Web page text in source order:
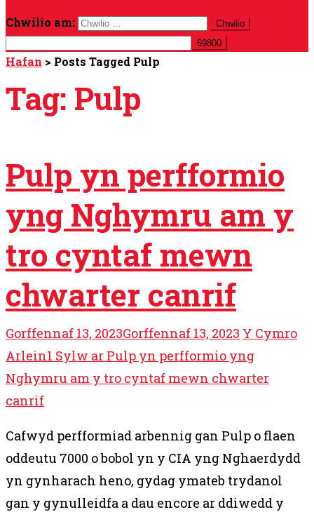
Chwilio am:
Hafan > Posts Tagged Pulp
Tag: Pulp
Pulp yn perfformio
yng Nghymru am y
tro cyntaf mewn
chwarter canrif
Gorffennaf 13, 2023Gorffennaf 13, 2023 Y Cymro
Arlein1 Sylw ar Pulp yn perfformio yng
Nghymru am y tro cyntaf mewn chwarter
canrif
Cafwyd perfformiad arbennig gan Pulp o flaen
oddeutu 7000 o bobol yn y CIA yng Nghaerdydd
yn gynharach heno, gydag ymateb trydanol
gan y gynulleidfa a dau encore ar ddiwedd y